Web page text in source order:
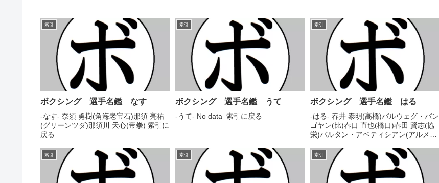
索引
ボクシング 選手名鑑 なす
-なす- 奈須 勇樹(角海老宝石)那須 亮祐
(グリーンツダ)那須川 天心(帝拳) 索引に
戻る
索引
ボクシング 選手名鑑 うて
-うて- No data 索引に戻る
索引
ボクシング 選手名鑑 はる
-はる- 春井 泰明(高橋)バルウェグ・バン
ゴヤン(比)春口 直也(橋口)春田 賢志(協
栄)バルタン・アベティシアン(アルメニ
ルナ・セマティレ(ウガンダ)ハルモニ
ト・デラトーレ(比)バレリー・ブルド
索引 索引 索引